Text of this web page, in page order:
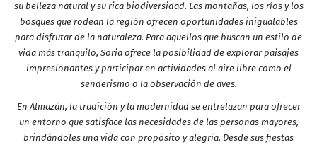
su belleza natural y su rica biodiversidad. Las montañas, los ríos y los
bosques que rodean la región ofrecen oportunidades inigualables
para disfrutar de la naturaleza. Para aquellos que buscan un estilo de
vida más tranquilo, Soria ofrece la posibilidad de explorar paisajes
impresionantes y participar en actividades al aire libre como el
senderismo o la observación de aves.
En Almazán, la tradición y la modernidad se entrelazan para ofrecer
un entorno que satisface las necesidades de las personas mayores,
brindándoles una vida con propósito y alegría. Desde sus fiestas